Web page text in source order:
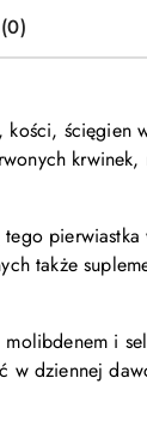
ścięgien
także
i
w dziennej